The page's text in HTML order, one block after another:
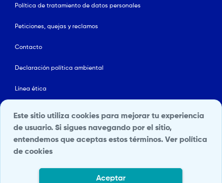
Política de tratamiento de datos personales
Peticiones, quejas y reclamos
Contacto
Declaración política ambiental
Línea ética
Política de Seguridad y Salud en el Trabajo
Portal Terceros
Transparencia y acceso a la información pública
Este sitio utiliza cookies para mejorar tu experiencia
de usuario. Si sigues navegando por el sitio,
entendemos que aceptas estos términos.Ver política
de cookies
Aceptar